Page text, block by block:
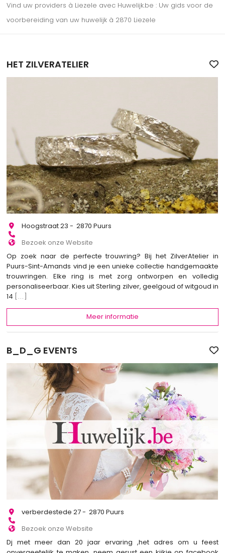
Vind uw providers à Liezele avec Huwelijk.be : Uw gids voor de
voorbereiding van uw huwelijk à 2870 Liezele
HET ZILVERATELIER
Hoogstraat 23 - 2870 Puurs
Bezoek onze Website
Op zoek naar de perfecte trouwring? Bij het ZilverAtelier in
Puurs-Sint-Amands vind je een unieke collectie handgemaakte
trouwringen. Elke ring is met zorg ontworpen en volledig
personaliseerbaar. Kies uit Sterling zilver, geelgoud of witgoud in
14 [...]
Meer informatie
B_D_G EVENTS
verberdestede 27 - 2870 Puurs
Bezoek onze Website
Dj met meer dan 20 jaar ervaring ,het adres om u feest